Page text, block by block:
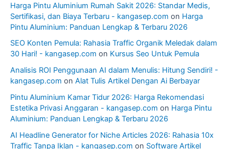
Harga Pintu Aluminium Rumah Sakit 2026: Standar Medis,
Sertifikasi, dan Biaya Terbaru - kangasep.com on Harga
Pintu Aluminium: Panduan Lengkap & Terbaru 2026
SEO Konten Pemula: Rahasia Traffic Organik Meledak dalam
30 Hari! - kangasep.com on Kursus Seo Untuk Pemula
Analisis ROI Penggunaan AI dalam Menulis: Hitung Sendiri! -
kangasep.com on Alat Tulis Artikel Dengan Ai Berbayar
Pintu Aluminium Kamar Tidur 2026: Harga Rekomendasi
Estetika Privasi Anggaran - kangasep.com on Harga Pintu
Aluminium: Panduan Lengkap & Terbaru 2026
AI Headline Generator for Niche Articles 2026: Rahasia 10x
Traffic Tanpa Iklan - kangasep.com on Software Artikel